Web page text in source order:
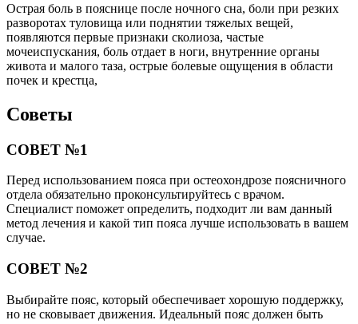
Острая боль в пояснице после ночного сна, боли при резких
разворотах туловища или поднятии тяжелых вещей,
появляются первые признаки сколиоза, частые
мочеиспускания, боль отдает в ноги, внутренние органы
живота и малого таза, острые болевые ощущения в области
почек и крестца,
Советы
СОВЕТ №1
Перед использованием пояса при остеохондрозе поясничного
отдела обязательно проконсультируйтесь с врачом.
Специалист поможет определить, подходит ли вам данный
метод лечения и какой тип пояса лучше использовать в вашем
случае.
СОВЕТ №2
Выбирайте пояс, который обеспечивает хорошую поддержку,
но не сковывает движения. Идеальный пояс должен быть